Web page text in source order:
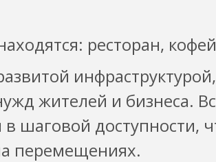
ресторан,
жителей и бизнеса.
шаговой доступности,
перемещениях.